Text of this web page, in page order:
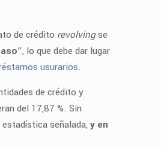
de crédito revolvingse
”, lo que debe dar lugar
usurarios.
de crédito y
del 17,87 %. Sin
estadística señalada,y en